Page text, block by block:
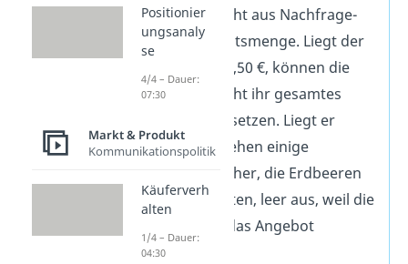
Gleichgewicht aus Nachfrage-
und Angebotsmenge. Liegt der
Preis über 4,50 €, können die
Anbieter nicht ihr gesamtes
Angebot absetzen. Liegt er
darunter, gehen einige
Marktbesucher, die Erdbeeren
kaufen wollten, leer aus, weil die
Nachfrage das Angebot
übersteigt.
Positionier
ungsanaly
se
4/4 – Dauer:
07:30
Markt & Produkt
Kommunikationspolitik
Käuferverh
alten
1/4 – Dauer:
04:30